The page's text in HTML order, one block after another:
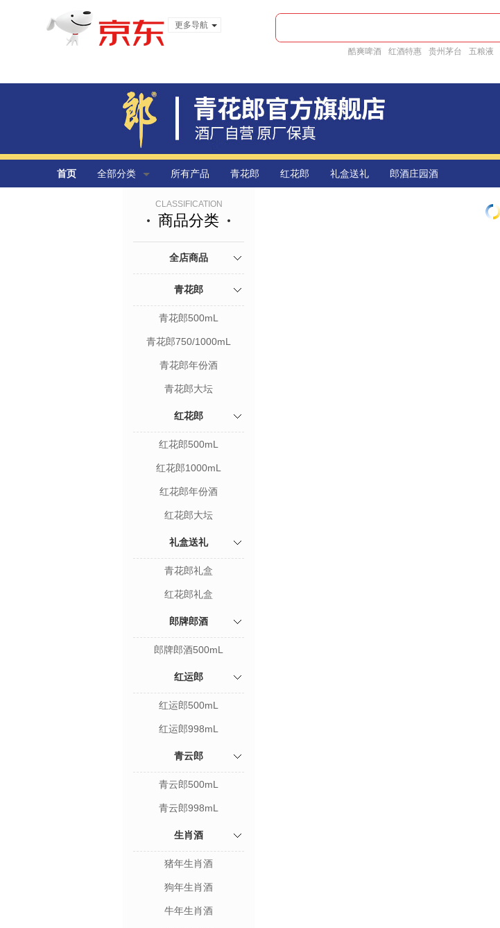
更多导航
酷爽啤酒 红酒特惠 贵州茅台 五粮液
首页 全部分类 所有产品 青花郎 红花郎 礼盒送礼 郎酒庄园酒
CLASSIFICATION
商品分类
全店商品
青花郎
青花郎500mL
青花郎750/1000mL
青花郎年份酒
青花郎大坛
红花郎
红花郎500mL
红花郎1000mL
红花郎年份酒
红花郎大坛
礼盒送礼
青花郎礼盒
红花郎礼盒
郎牌郎酒
郎牌郎酒500mL
红运郎
红运郎500mL
红运郎998mL
青云郎
青云郎500mL
青云郎998mL
生肖酒
猪年生肖酒
狗年生肖酒
牛年生肖酒